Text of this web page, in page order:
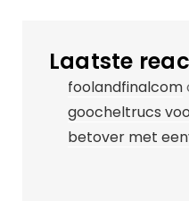
Laatste
foolandfinalcom
goocheltrucs
betover met